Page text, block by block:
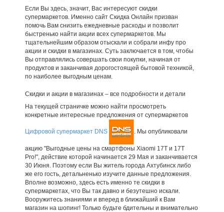
Если Вы здесь, значит, Вас интересуют скидки
супермаркетов. Именно сайт Скидка Онлайн призван
помочь Вам снизить ежедневные расходы и позволит
быстренько найти акции всех супермаркетов. Мы
тщательнейшим образом отыскали и собрали инфу про
акции и скидки в магазинах. Суть заключается в том, чтобы
Вы отправлялись совершать свои покупки, начиная от
продуктов и заканчивая дорогостоящей бытовой техникой,
по наиболее выгодным ценам.
Скидки и акции в магазинах – все подробности и детали
На текущей страничке можно найти просмотреть
конкретные интересные предложения от супермаркетов
Цифровой супермаркет DNS . Мы опубликовали
акцию "Выгодные цены на смартфоны Xiaomi 17T и 17T
Pro!", действие которой начинается 29 Мая и заканчивается
30 Июня. Поэтому если Вы житель города Ахтубинск либо
же его гость, детальненько изучите данные предложения.
Вполне возможно, здесь есть именно те скидки в
супермаркетах, что Вы так давно и безутешно искали.
Вооружитесь знаниями и вперед в ближайший к Вам
магазин на шопинг! Только будьте бдительны и внимательно